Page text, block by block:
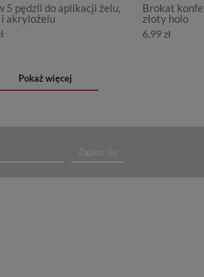
5 pędzli do aplikacji żelu,
akrylożelu
Brokat
złoty holo
6,99 zł
Pokaż więcej
Zapisz się